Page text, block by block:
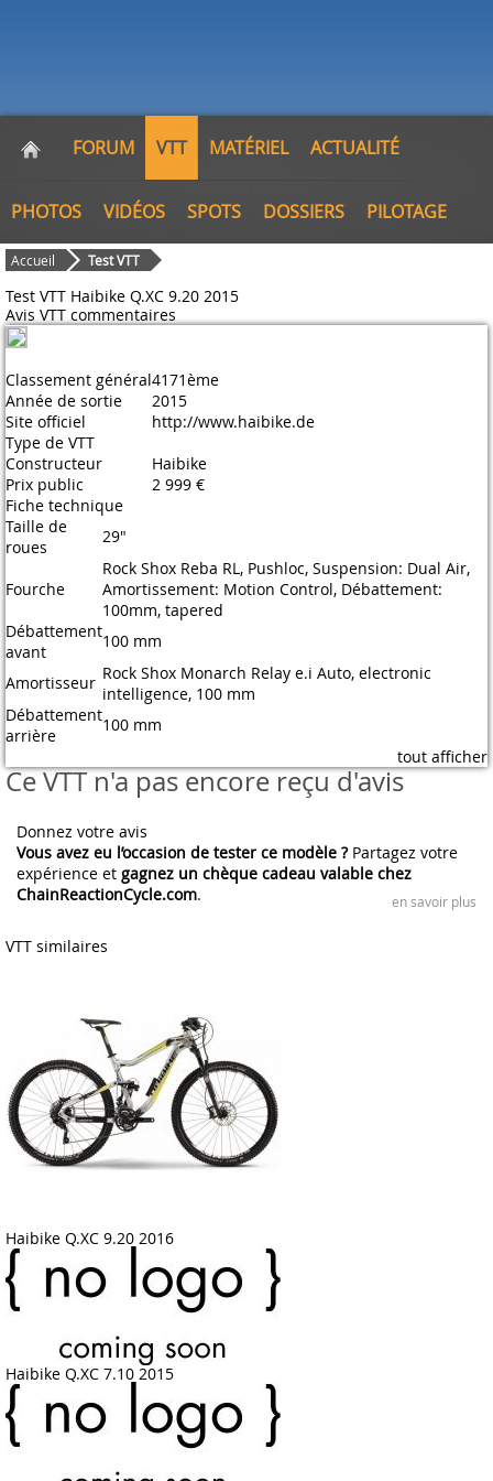
FORUM VTT MATÉRIEL ACTUALITÉ
PHOTOS VIDÉOS SPOTS DOSSIERS PILOTAGE
Accueil Test VTT
Test VTT Haibike Q.XC 9.20 2015
Avis VTT commentaires
Classement général4171ème
Année de sortie
2015
Site officiel
http://www.haibike.de
Type de VTT
Constructeur
Haibike
Prix public
2 999 €
Fiche technique
Taille de
roues
29"
Fourche
Rock Shox Reba RL, Pushloc, Suspension: Dual Air,
Amortissement: Motion Control, Débattement:
100mm, tapered
Débattement
avant
100 mm
Amortisseur Rock Shox Monarch Relay e.i Auto, electronic
intelligence, 100 mm
Débattement
arrière
100 mm
tout afficher
Ce VTT n'a pas encore reçu d'avis
Donnez votre avis
Vous avez eu l’occasion de tester ce modèle ?Partagez votre
expérience et gagnez un chèque cadeau valable chez
ChainReactionCycle.com. en savoir plus
VTT similaires
Haibike Q.XC 9.20 2016
Haibike Q.XC 7.10 2015